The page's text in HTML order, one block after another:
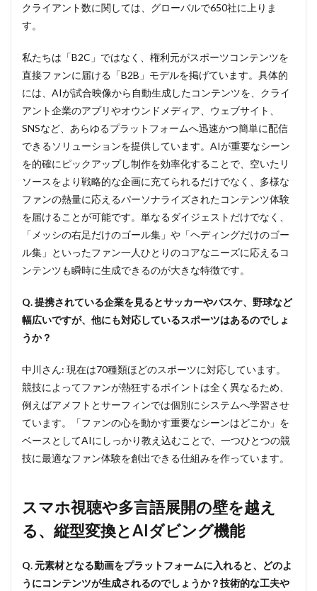
ォー
スマ
ホ視
聴や
多言
語展
開の
越え
る、
縦型
とAI
ダビ
機能
14
下の
ファ
獲得
よ。
子供
向け
番組
の自
動生
成も
実現
年以
独自
70
種の
クライアント数に関しては、グローバルで650社に上りま
す。
私たちは「B2C」ではなく、権利元がスポーツコンテンツを
直接ファンに届ける「B2B」モデルを掲げています。具体的
には、AIが試合映像から自動生成したコンテンツを、クライ
アント企業のアプリやオウンドメディア、ウェブサイト、
SNSなど、あらゆるプラットフォームへ迅速かつ簡単に配信
できるソリューションを提供しています。AIが重要なシーン
を的確にピックアップし制作を効率化することで、空いたリ
ソースをより戦略的な企画に充てられるだけでなく、多様な
ファンの熱量に応えるパーソナライズされたコンテンツ体験
を届けることが可能です。単なるダイジェストだけでなく、
「メッシの右足だけのゴール集」や「ヘディングだけのゴー
ル集」といったファン一人ひとりのコアなニーズに応えるコ
ンテンツも瞬時に生成できるのが大きな特徴です。
Q. 提携されている企業を見るとサッカーやバスケ、野球など
幅広いですが、他にも対応しているスポーツはあるのでしょ
うか？
中川さん: 現在は70種類ほどのスポーツに対応しています。
競技によってファンが熱狂するポイントは全く異なるため、
例えばアメフトとサーフィンでは個別にシステムへ学習させ
ています。「ファンの心を動かす重要なシーンはどこか」を
ベースとしてAIにしっかり教え込むことで、一つひとつの競
技に最適なファン体験を創出できる仕組みを作っています。
スマホ視聴や多言語展開の壁を越え
る、縦型変換とAIダビング機能
Q. 元素材となる動画をプラットフォームに入れると、どのよ
うにコンテンツが生成されるのでしょうか？技術的な工夫や